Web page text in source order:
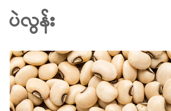
ပဲလွန်း